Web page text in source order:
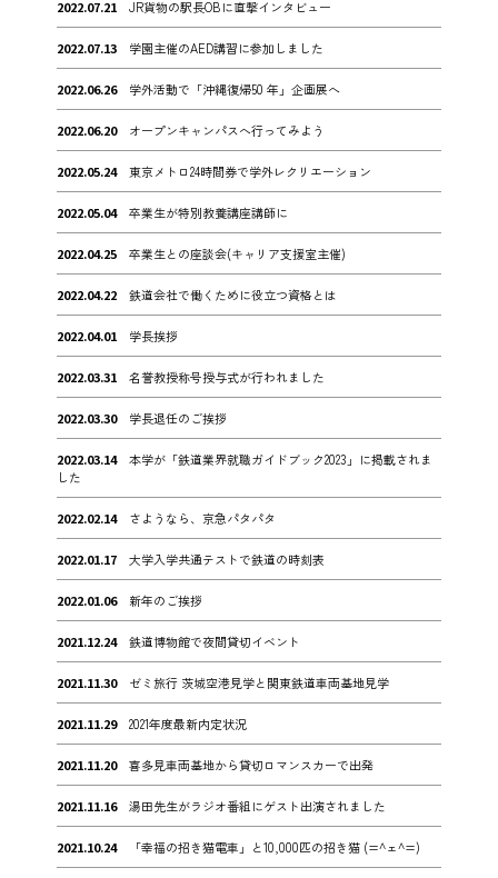
2022.07.21 JR貨物の駅長OBに直撃インタビュー
2022.07.13 学園主催のAED講習に参加しました
2022.06.26 学外活動で「沖縄復帰50 年」企画展へ
2022.06.20 オープンキャンパスへ行ってみよう
2022.05.24 東京メトロ24時間券で学外レクリエーション
2022.05.04 卒業生が特別教養講座講師に
2022.04.25 卒業生との座談会(キャリア支援室主催)
2022.04.22 鉄道会社で働くために役立つ資格とは
2022.04.01 学長挨拶
2022.03.31 名誉教授称号授与式が行われました
2022.03.30 学長退任のご挨拶
2022.03.14
本学が「鉄道業界就職ガイドブック2023」に掲載されま
した
2022.02.14 さようなら、京急パタパタ
2022.01.17 大学入学共通テストで鉄道の時刻表
2022.01.06 新年のご挨拶
2021.12.24 鉄道博物館で夜間貸切イベント
2021.11.30 ゼミ旅行 茨城空港見学と関東鉄道車両基地見学
2021.11.29 2021年度最新内定状況
2021.11.20 喜多見車両基地から貸切ロマンスカーで出発
2021.11.16 湯田先生がラジオ番組にゲスト出演されました
2021.10.24 「幸福の招き猫電車」と10,000匹の招き猫 (=^ェ^=)